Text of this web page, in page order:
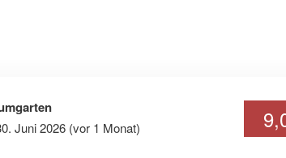
Juni 2026 (vor 1 Monat)